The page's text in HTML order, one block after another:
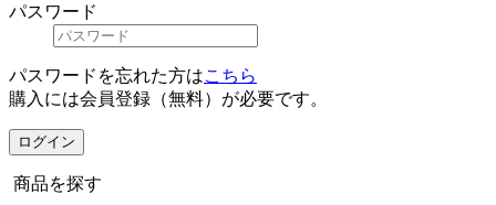
パスワード
パスワードを忘れた方はこちら
購入には会員登録（無料）が必要です。
ログイン
商品を探す